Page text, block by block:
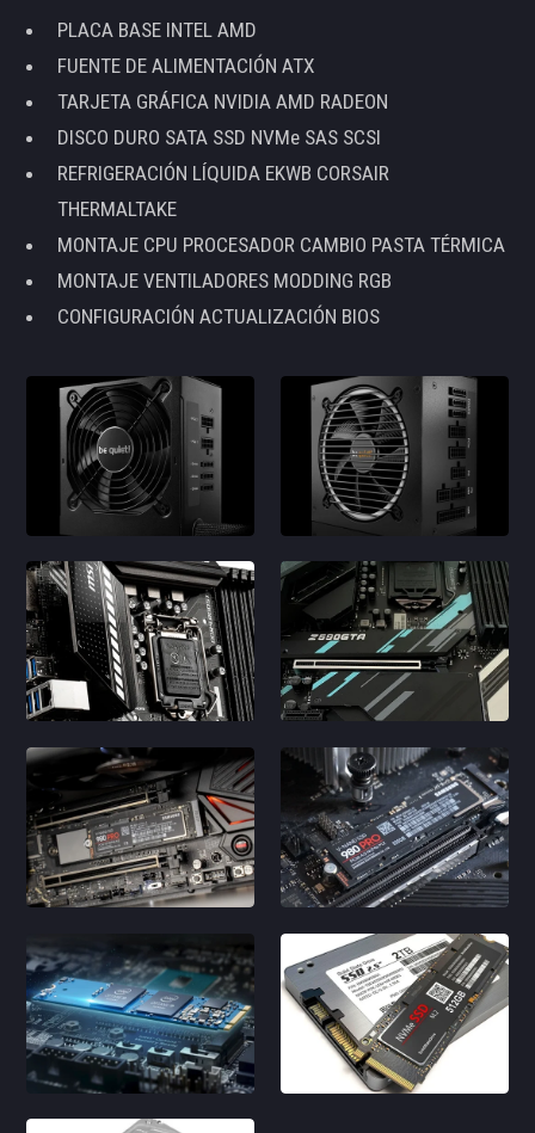
PLACA BASE INTEL AMD
FUENTE DE ALIMENTACIÓN ATX
TARJETA GRÁFICA NVIDIA AMD RADEON
DISCO DURO SATA SSD NVMe SAS SCSI
REFRIGERACIÓN LÍQUIDA EKWB CORSAIR
THERMALTAKE
MONTAJE CPU PROCESADOR CAMBIO PASTA TÉRMICA
MONTAJE VENTILADORES MODDING RGB
CONFIGURACIÓN ACTUALIZACIÓN BIOS